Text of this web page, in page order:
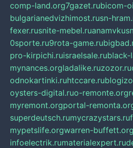
comp-land.org7gazet.rubicom-
bulgarianedvizhimost.rusn-
fexer.rusnite-mebel.ru
0sporte.ru9rota-game.ru
pro-kirpichi.ruisraelsale.rublack-
mynances.orgladalike.ruzozor.ru
odnokartinki.ruhtccare.ru
oysters-digital.ruo-remonte.org
myremont.orgportal-
superdeutsch.rumycrazystars.ru
mypetslife.orgwarren-buffett.org
infoelectrik.rumaterialexpert.ru